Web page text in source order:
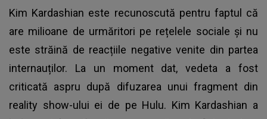
Kim Kardashian este recunoscută pentru faptul că
are milioane de urmăritori pe rețelele sociale și nu
este străină de reacțiile negative venite din partea
internauților. La un moment dat, vedeta a fost
criticată aspru după difuzarea unui fragment din
reality show-ului ei de pe Hulu. Kim Kardashian a